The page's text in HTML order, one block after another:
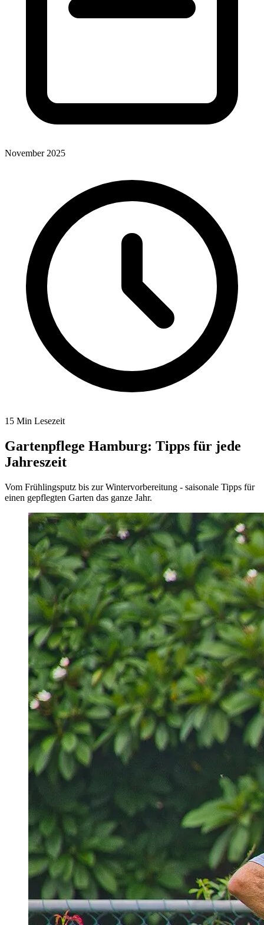
November 2025
15 Min Lesezeit
Gartenpflege Hamburg: Tipps für jede
Jahreszeit
Vom Frühlingsputz bis zur Wintervorbereitung - saisonale Tipps für
einen gepflegten Garten das ganze Jahr.